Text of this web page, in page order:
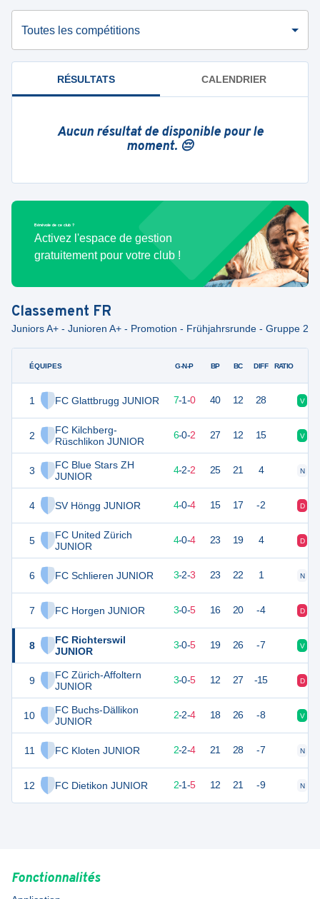
Toutes les compétitions
RÉSULTATS CALENDRIER
Aucun résultat de disponible pour le
moment. 😔
Bénévole de ce club ?
Activez l'espace de gestion
gratuitement pour votre club !
Classement FR
Juniors A+ - Junioren A+ - Promotion - Frühjahrsrunde - Gruppe 2
ÉQUIPES
1 FC Glattbrugg JUNIOR
2
FC Kilchberg-
Rüschlikon JUNIOR
3
FC Blue Stars ZH
JUNIOR
4 SV Höngg JUNIOR
5
FC United Zürich
JUNIOR
6 FC Schlieren JUNIOR
7 FC Horgen JUNIOR
8
FC Richterswil
JUNIOR
9
FC Zürich-Affoltern
JUNIOR
10
FC Buchs-Dällikon
JUNIOR
11 FC Kloten JUNIOR
12 FC Dietikon JUNIOR
G-N-P BP BC DIFF RATIO
22 8 7-1-0 40 12 28 V
18 6-0-2 27 12 15 V
14 4-2-2 25 21 4 N
12 4-0-4 15 17 -2 D
12 4-0-4 23 19 4 D
11 8 3-2-3 23 22 1 N
9 3-0-5 16 20 -4 D
3-0-5 19 26 -7 V
9 3-0-5 12 27 -15 D
8 2-2-4 18 26 -8 V
8 2-2-4 21 28 -7 N
7 2-1-5 12 21 -9 N
Fonctionnalités